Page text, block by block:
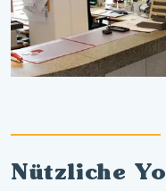
Nützliche